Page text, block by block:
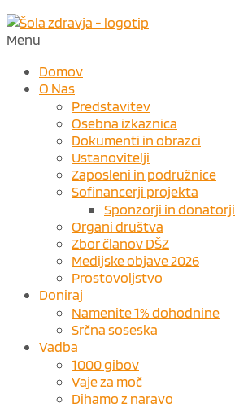
Menu
Domov
O Nas
Predstavitev
Osebna izkaznica
Dokumenti in obrazci
Ustanovitelji
Zaposleni in podružnice
Sofinancerji projekta
Sponzorji in donatorji
Organi društva
Zbor članov DŠZ
Medijske objave 2026
Prostovoljstvo
Doniraj
Namenite 1% dohodnine
Srčna soseska
Vadba
1000 gibov
Vaje za moč
Dihamo z naravo